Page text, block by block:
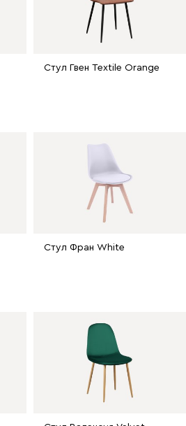
Стул Гвен Textile Orange
Стул Фран White